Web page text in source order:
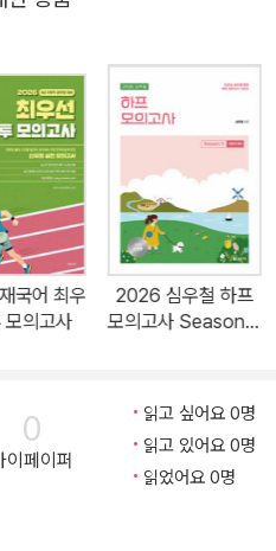
여러분에게 확실한 자신감을 제
해, 새로운 출제 기조에 따라 현장
문항들로 생활영어 및 독해 파트
직 및 2025 국가직·지방직 기출
우 높은 어휘와 문법 포인트를 엄
제 수험생들은 『2026 심우철 실
신경향 문항들에 철저히 대비할 수
도 담았습니다. 수험생들의 번거
에 대한 상세한 해설까지 담았으
하였습니다. 또한 OMR 카드를 제
각을 익힐 수 있도록 하였습니다.
국어 최우
모의고사
2026 심우철 하프
모의고사 Season 5
0
이페이퍼
읽고 싶어요 0명
읽고 있어요 0명
읽었어요 0명